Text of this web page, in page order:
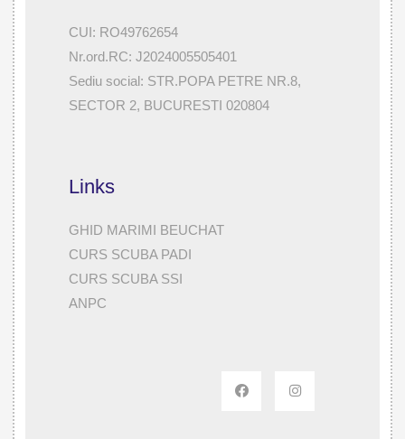
CUI: RO49762654
Nr.ord.RC: J2024005505401
Sediu social: STR.POPA PETRE NR.8,
SECTOR 2, BUCURESTI 020804
Links
GHID MARIMI BEUCHAT
CURS SCUBA PADI
CURS SCUBA SSI
ANPC